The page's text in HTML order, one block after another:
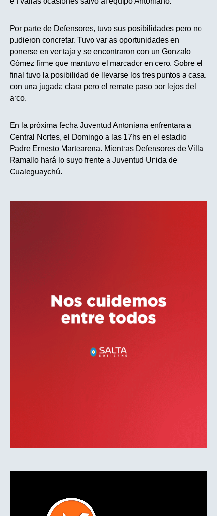
Por parte de Defensores, tuvo sus posibilidades pero no
pudieron concretar. Tuvo varias oportunidades en
ponerse en ventaja y se encontraron con un Gonzalo
Gómez firme que mantuvo el marcador en cero. Sobre el
final tuvo la posibilidad de llevarse los tres puntos a casa,
con una jugada clara pero el remate paso por lejos del
arco.
En la próxima fecha Juventud Antoniana enfrentara a
Central Nortes, el Domingo a las 17hs en el estadio
Padre Ernesto Martearena. Mientras Defensores de Villa
Ramallo hará lo suyo frente a Juventud Unida de
Gualeguaychú.